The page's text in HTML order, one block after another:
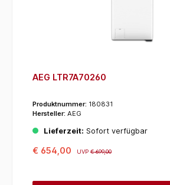
AEG LTR7A70260
Produktnummer: 180831
Hersteller: AEG
Lieferzeit: Sofort verfügbar
€ 654,00 UVP€ 699,00